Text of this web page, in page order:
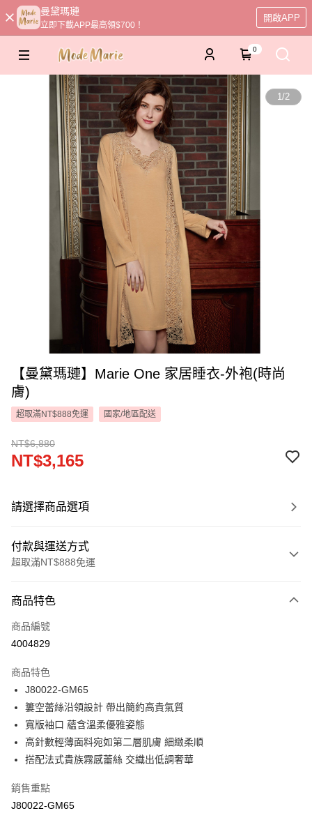
曼黛瑪璉
立即下載APP最高領$700！
開啟APP
0
1/2
【曼黛瑪璉】Marie One 家居睡衣-外袍(時尚
膚)
超取滿NT$888免運 國家/地區配送
NT$6,880
NT$3,165
請選擇商品選項
付款與運送方式
超取滿NT$888免運
信用卡一次付款
信用卡分期付款
合作金庫商業銀行
華南商業銀行
上海商業儲蓄銀行
台北富邦商業銀行
國泰世華商業銀行
臺灣中小企業銀行
台中商業銀行
匯豐（台灣）商業銀行
華泰商業銀行
聯邦商業銀行
遠東國際商業銀行
元大商業銀行
台新國際商業銀行
LINE Pay
Apple Pay
悠遊付
全盈+PAY
AFTEE先享後付
商品特色
商品編號
4004829
商品特色
J80022-GM65
簍空蕾絲沿領設計 帶出簡約高貴氣質
寬版袖口 蘊含溫柔優雅姿態
高針數輕薄面料宛如第二層肌膚 細緻柔順
搭配法式貴族霧感蕾絲 交織出低調奢華
銷售重點
J80022-GM65